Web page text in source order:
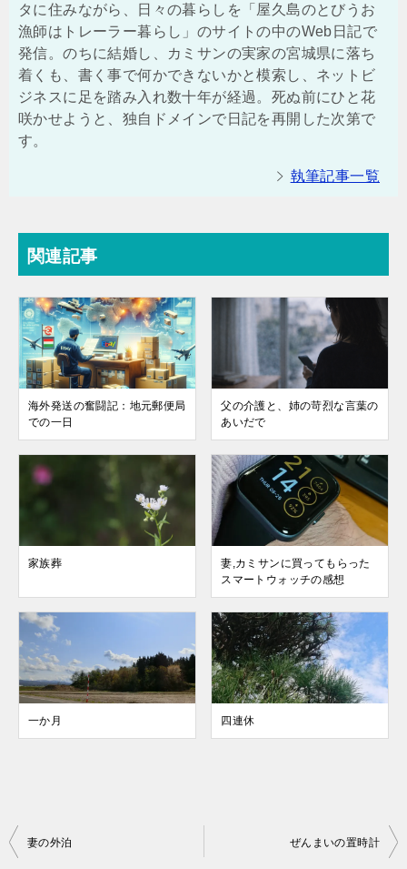
タに住みながら、日々の暮らしを「屋久島のとびうお
漁師はトレーラー暮らし」のサイトの中のWeb日記で
発信。のちに結婚し、カミサンの実家の宮城県に落ち
着くも、書く事で何かできないかと模索し、ネットビ
ジネスに足を踏み入れ数十年が経過。死ぬ前にひと花
咲かせようと、独自ドメインで日記を再開した次第で
す。
執筆記事一覧
関連記事
海外発送の奮闘記：地元郵便局
での一日
父の介護と、姉の苛烈な言葉の
あいだで
家族葬
妻,カミサンに買ってもらった
スマートウォッチの感想
一か月 四連休
投
妻の外泊 ぜんまいの置時計